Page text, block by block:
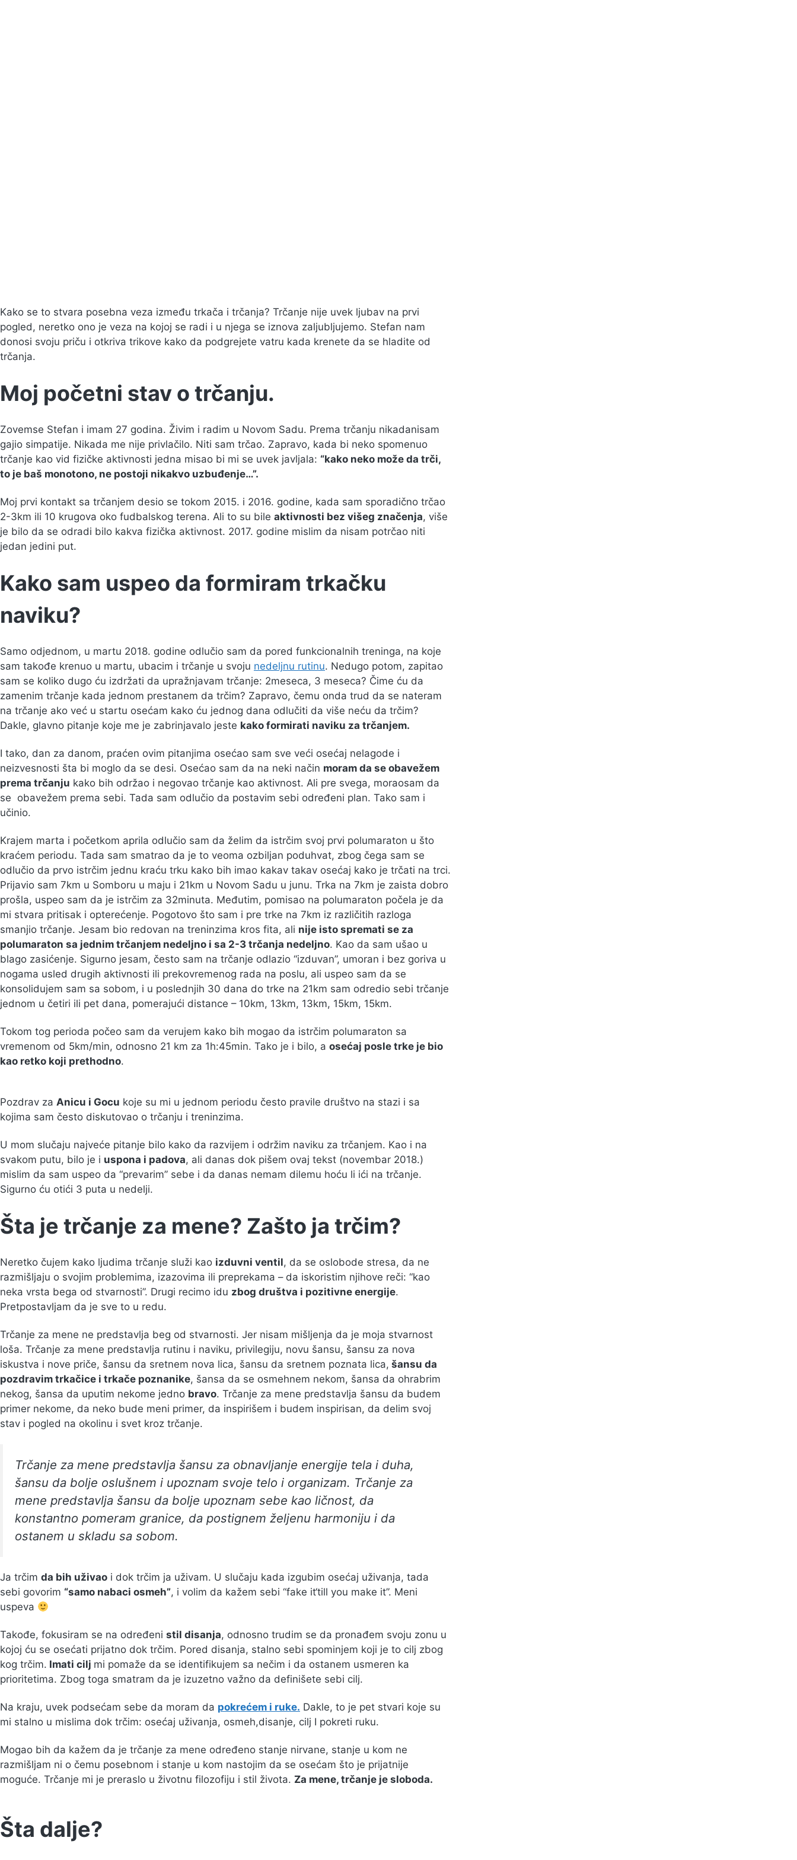
Kako se to stvara posebna veza između trkača i trčanja? Trčanje nije uvek ljubav na prvi
pogled, neretko ono je veza na kojoj se radi i u njega se iznova zaljubljujemo. Stefan nam
donosi svoju priču i otkriva trikove kako da podgrejete vatru kada krenete da se hladite od
trčanja.
Moj početni stav o trčanju.
Zovemse Stefan i imam 27 godina. Živim i radim u Novom Sadu. Prema trčanju nikadanisam
gajio simpatije. Nikada me nije privlačilo. Niti sam trčao. Zapravo, kada bi neko spomenuo
trčanje kao vid fizičke aktivnosti jedna misao bi mi se uvek javljala: “kako neko može da trči,
to je baš monotono, ne postoji nikakvo uzbuđenje…”.
Moj prvi kontakt sa trčanjem desio se tokom 2015. i 2016. godine, kada sam sporadično trčao
2-3km ili 10 krugova oko fudbalskog terena. Ali to su bile aktivnosti bez višeg značenja, više
je bilo da se odradi bilo kakva fizička aktivnost. 2017. godine mislim da nisam potrčao niti
jedan jedini put.
Kako sam uspeo da formiram trkačku
naviku?
Samo odjednom, u martu 2018. godine odlučio sam da pored funkcionalnih treninga, na koje
sam takođe krenuo u martu, ubacim i trčanje u svoju nedeljnu rutinu. Nedugo potom, zapitao
sam se koliko dugo ću izdržati da upražnjavam trčanje: 2meseca, 3 meseca? Čime ću da
zamenim trčanje kada jednom prestanem da trčim? Zapravo, čemu onda trud da se nateram
na trčanje ako već u startu osećam kako ću jednog dana odlučiti da više neću da trčim?
Dakle, glavno pitanje koje me je zabrinjavalo jeste kako formirati naviku za trčanjem.
I tako, dan za danom, praćen ovim pitanjima osećao sam sve veći osećaj nelagode i
neizvesnosti šta bi moglo da se desi. Osećao sam da na neki način moram da se obavežem
prema trčanju kako bih održao i negovao trčanje kao aktivnost. Ali pre svega, moraosam da
se obavežem prema sebi. Tada sam odlučio da postavim sebi određeni plan. Tako sam i
učinio.
Krajem marta i početkom aprila odlučio sam da želim da istrčim svoj prvi polumaraton u što
kraćem periodu. Tada sam smatrao da je to veoma ozbiljan poduhvat, zbog čega sam se
odlučio da prvo istrčim jednu kraću trku kako bih imao kakav takav osećaj kako je trčati na trci.
Prijavio sam 7km u Somboru u maju i 21km u Novom Sadu u junu. Trka na 7km je zaista dobro
prošla, uspeo sam da je istrčim za 32minuta. Međutim, pomisao na polumaraton počela je da
mi stvara pritisak i opterećenje. Pogotovo što sam i pre trke na 7km iz različitih razloga
smanjio trčanje. Jesam bio redovan na treninzima kros fita, ali nije isto spremati se za
polumaraton sa jednim trčanjem nedeljno i sa 2-3 trčanja nedeljno. Kao da sam ušao u
blago zasićenje. Sigurno jesam, često sam na trčanje odlazio “izduvan”, umoran i bez goriva u
nogama usled drugih aktivnosti ili prekovremenog rada na poslu, ali uspeo sam da se
konsolidujem sam sa sobom, i u poslednjih 30 dana do trke na 21km sam odredio sebi trčanje
jednom u četiri ili pet dana, pomerajući distance – 10km, 13km, 13km, 15km, 15km.
Tokom tog perioda počeo sam da verujem kako bih mogao da istrčim polumaraton sa
vremenom od 5km/min, odnosno 21 km za 1h:45min. Tako je i bilo, a osećaj posle trke je bio
kao retko koji prethodno.
Pozdrav za Anicu i Gocu koje su mi u jednom periodu često pravile društvo na stazi i sa
kojima sam često diskutovao o trčanju i treninzima.
U mom slučaju najveće pitanje bilo kako da razvijem i održim naviku za trčanjem. Kao i na
svakom putu, bilo je i uspona i padova, ali danas dok pišem ovaj tekst (novembar 2018.)
mislim da sam uspeo da “prevarim” sebe i da danas nemam dilemu hoću li ići na trčanje.
Sigurno ću otići 3 puta u nedelji.
Šta je trčanje za mene? Zašto ja trčim?
Neretko čujem kako ljudima trčanje služi kao izduvni ventil, da se oslobode stresa, da ne
razmišljaju o svojim problemima, izazovima ili preprekama – da iskoristim njihove reči: “kao
neka vrsta bega od stvarnosti”. Drugi recimo idu zbog društva i pozitivne energije.
Pretpostavljam da je sve to u redu.
Trčanje za mene ne predstavlja beg od stvarnosti. Jer nisam mišljenja da je moja stvarnost
loša. Trčanje za mene predstavlja rutinu i naviku, privilegiju, novu šansu, šansu za nova
iskustva i nove priče, šansu da sretnem nova lica, šansu da sretnem poznata lica, šansu da
pozdravim trkačice i trkače poznanike, šansa da se osmehnem nekom, šansa da ohrabrim
nekog, šansa da uputim nekome jedno bravo. Trčanje za mene predstavlja šansu da budem
primer nekome, da neko bude meni primer, da inspirišem i budem inspirisan, da delim svoj
stav i pogled na okolinu i svet kroz trčanje.
Trčanje za mene predstavlja šansu za obnavljanje energije tela i duha,
šansu da bolje oslušnem i upoznam svoje telo i organizam. Trčanje za
mene predstavlja šansu da bolje upoznam sebe kao ličnost, da
konstantno pomeram granice, da postignem željenu harmoniju i da
ostanem u skladu sa sobom.
Ja trčim da bih uživao i dok trčim ja uživam. U slučaju kada izgubim osećaj uživanja, tada
sebi govorim “samo nabaci osmeh”, i volim da kažem sebi “fake it‘till you make it”. Meni
uspeva
Takođe, fokusiram se na određeni stil disanja, odnosno trudim se da pronađem svoju zonu u
kojoj ću se osećati prijatno dok trčim. Pored disanja, stalno sebi spominjem koji je to cilj zbog
kog trčim. Imati cilj mi pomaže da se identifikujem sa nečim i da ostanem usmeren ka
prioritetima. Zbog toga smatram da je izuzetno važno da definišete sebi cilj.
Na kraju, uvek podsećam sebe da moram da pokrećem i ruke. Dakle, to je pet stvari koje su
mi stalno u mislima dok trčim: osećaj uživanja, osmeh,disanje, cilj I pokreti ruku.
Mogao bih da kažem da je trčanje za mene određeno stanje nirvane, stanje u kom ne
razmišljam ni o čemu posebnom i stanje u kom nastojim da se osećam što je prijatnije
moguće. Trčanje mi je preraslo u životnu filozofiju i stil života. Za mene, trčanje je sloboda.
Šta dalje?